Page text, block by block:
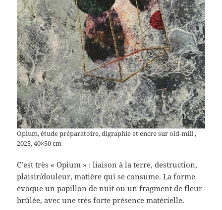
Opium, étude préparatoire, digraphie et encre sur old-mill ,
2025, 40×50 cm
C’est très « Opium » : liaison à la terre, destruction,
plaisir/douleur, matière qui se consume. La forme
évoque un papillon de nuit ou un fragment de fleur
brûlée, avec une très forte présence matérielle.